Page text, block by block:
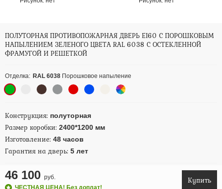
ПОЛУТОРНАЯ ПРОТИВОПОЖАРНАЯ ДВЕРЬ EI60 С ПОРОШКОВЫМ
НАПЫЛЕНИЕМ ЗЕЛЕНОГО ЦВЕТА RAL 6038 С ОСТЕКЛЕННОЙ
ФРАМУГОЙ И РЕШЕТКОЙ
Отделка: RAL 6038 Порошковое напыление
Конструкция: полуторная
Размер коробки: 2400*1200 мм
Изготовление: 48 часов
Гарантия на дверь: 5 лет
46 100 руб.
ЧЕСТНАЯ ЦЕНА! Без доплат!
Купить